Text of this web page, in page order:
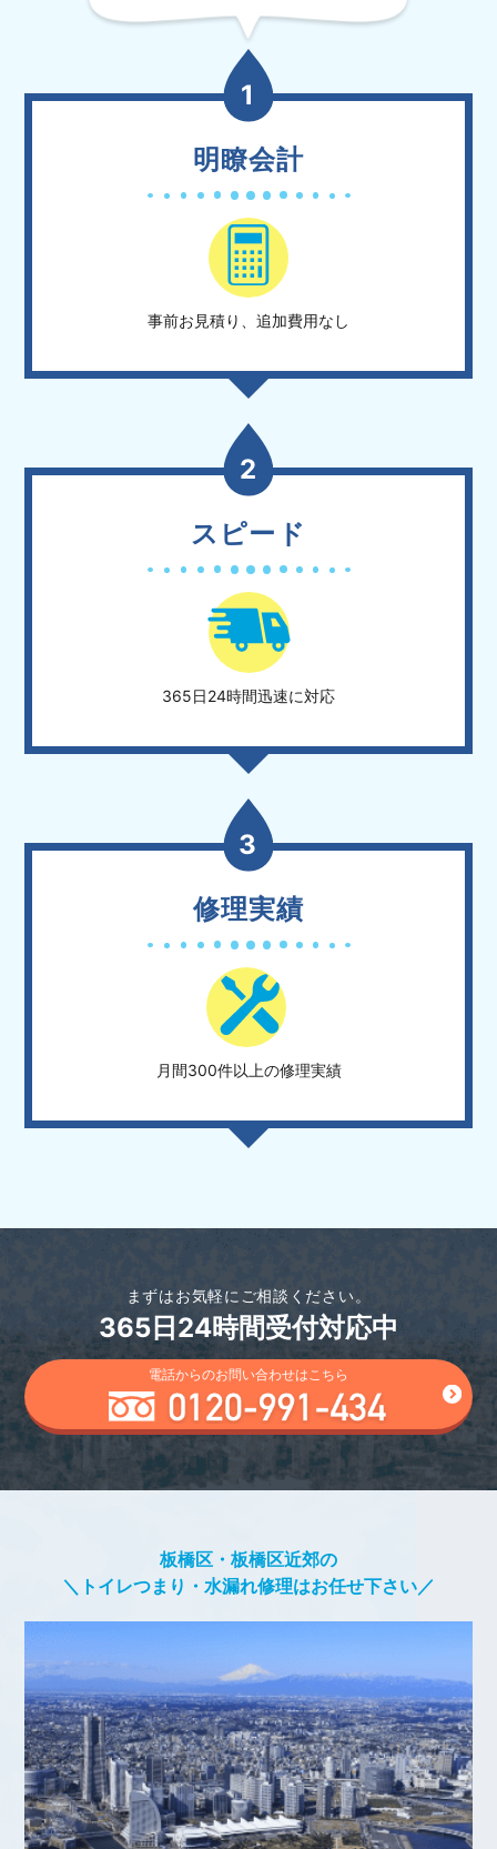
1
明瞭会計
事前お見積り、追加費用なし
2
スピード
365日24時間迅速に対応
3
修理実績
月間300件以上の修理実績
まずはお気軽にご相談ください。
365日24時間受付対応中
電話からのお問い合わせはこちら
板橋区・板橋区近郊の
＼トイレつまり・水漏れ修理はお任せ下さい／